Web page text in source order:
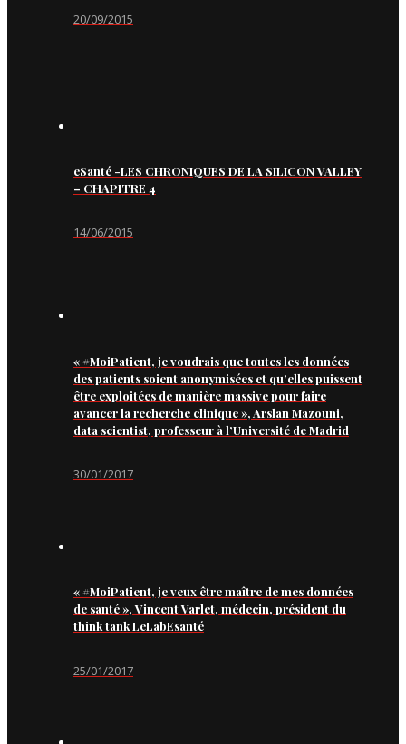
20/09/2015
eSanté -LES CHRONIQUES DE LA SILICON VALLEY
– CHAPITRE 4
14/06/2015
« #MoiPatient, je voudrais que toutes les données
des patients soient anonymisées et qu’elles puissent
être exploitées de manière massive pour faire
avancer la recherche clinique », Arslan Mazouni,
data scientist, professeur à l’Université de Madrid
30/01/2017
« #MoiPatient, je veux être maître de mes données
de santé », Vincent Varlet, médecin, président du
think tank LeLabEsanté
25/01/2017